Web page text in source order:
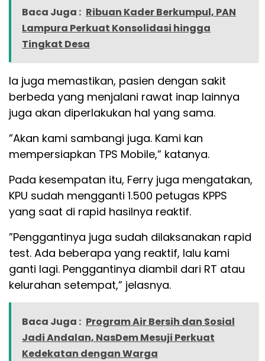
Baca Juga : Ribuan Kader Berkumpul, PAN
Lampura Perkuat Konsolidasi hingga
Tingkat Desa
Ia juga memastikan, pasien dengan sakit
berbeda yang menjalani rawat inap lainnya
juga akan diperlakukan hal yang sama.
”Akan kami sambangi juga. Kami kan
mempersiapkan TPS Mobile,” katanya.
Pada kesempatan itu, Ferry juga mengatakan,
KPU sudah mengganti 1.500 petugas KPPS
yang saat di rapid hasilnya reaktif.
”Penggantinya juga sudah dilaksanakan rapid
test. Ada beberapa yang reaktif, lalu kami
ganti lagi. Penggantinya diambil dari RT atau
kelurahan setempat,” jelasnya.
Baca Juga : Program Air Bersih dan Sosial
Jadi Andalan, NasDem Mesuji Perkuat
Kedekatan dengan Warga